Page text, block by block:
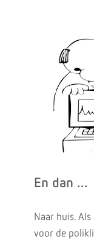
En dan ...
Naar huis.
voor de